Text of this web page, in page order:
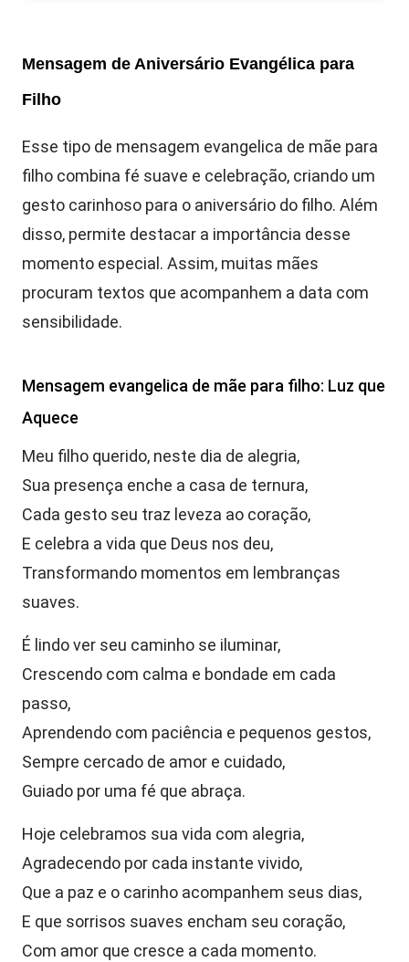
Mensagem de Aniversário Evangélica para
Filho
Esse tipo de mensagem evangelica de mãe para
filho combina fé suave e celebração, criando um
gesto carinhoso para o aniversário do filho. Além
disso, permite destacar a importância desse
momento especial. Assim, muitas mães
procuram textos que acompanhem a data com
sensibilidade.
Mensagem evangelica de mãe para filho: Luz que
Aquece
Meu filho querido, neste dia de alegria,
Sua presença enche a casa de ternura,
Cada gesto seu traz leveza ao coração,
E celebra a vida que Deus nos deu,
Transformando momentos em lembranças
suaves.
É lindo ver seu caminho se iluminar,
Crescendo com calma e bondade em cada
passo,
Aprendendo com paciência e pequenos gestos,
Sempre cercado de amor e cuidado,
Guiado por uma fé que abraça.
Hoje celebramos sua vida com alegria,
Agradecendo por cada instante vivido,
Que a paz e o carinho acompanhem seus dias,
E que sorrisos suaves encham seu coração,
Com amor que cresce a cada momento.